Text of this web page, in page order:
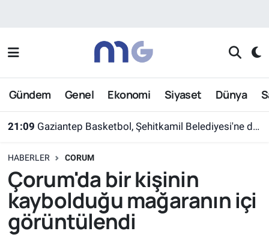
Gündem Genel Ekonomi Siyaset Dünya
21:09 Gaziantep Basketbol, Şehitkamil Belediyesi'ne devredildi
HABERLER CORUM
Çorum'da bir kişinin
kaybolduğu mağaranın içi
görüntülendi
Nöbetçi Eczaneler
Hava Durumu
Süper Lig Puan Durumu ve Fikstür
Tüm Manşetler
Son Dakika Haberleri